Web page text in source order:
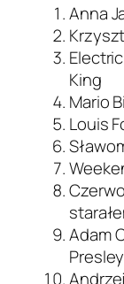
Anna
King
Mario
Louis
Adam
Presley